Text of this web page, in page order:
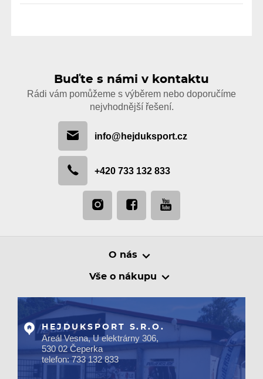
Buďte s námi v kontaktu
Rádi vám pomůžeme s výběrem nebo doporučíme
nejvhodnější řešení.
info@hejduksport.cz
+420 733 132 833
O nás
Vše o nákupu
HEJDUKSPORT S.R.O.
Areál Vesna, U elektrárny 306,
530 02 Čeperka
telefon: 733 132 833